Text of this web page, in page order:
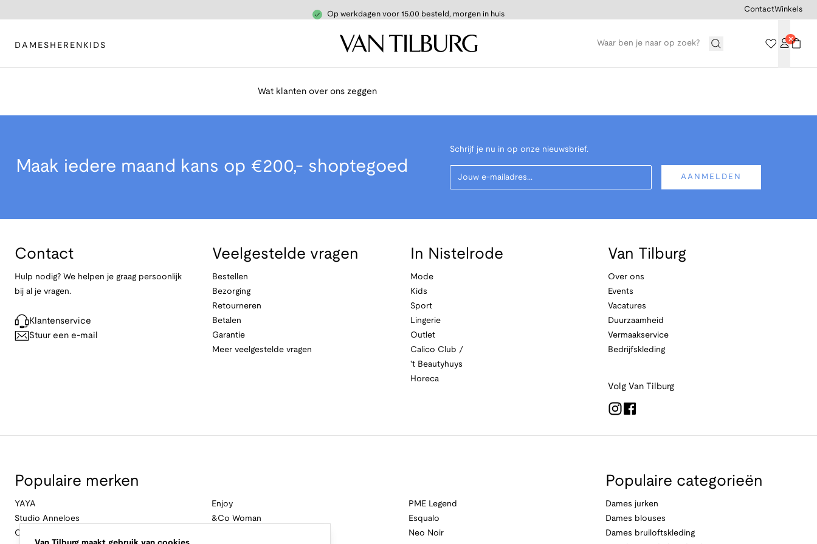
Op werkdagen voor 15.00 besteld, morgen in huis
DAMES HEREN KIDS
ContactWinkels
Wat klanten over ons zeggen
Maak iedere maand kans op €200,- shoptegoed
Schrijf je nu in op onze nieuwsbrief.
Your Email
AANMELDEN
Contact
Hulp nodig? We helpen je graag persoonlijk
bij al je vragen.
Klantenservice
Stuur een e-mail
Veelgestelde vragen
Bestellen
Bezorging
Retourneren
Betalen
Garantie
Meer veelgestelde vragen
In Nistelrode
Mode
Kids
Sport
Lingerie
Outlet
Calico Club /
't Beautyhuys
Horeca
Van Tilburg
Over ons
Events
Vacatures
Duurzaamheid
Vermaakservice
Bedrijfskleding
Volg Van Tilburg
Populaire merken
YAYA
Studio Anneloes
Cambio
Enjoy
&Co Woman
PME Legend
Esqualo
Neo Noir
Populaire categorieën
Dames jurken
Dames blouses
Dames bruiloftskleding